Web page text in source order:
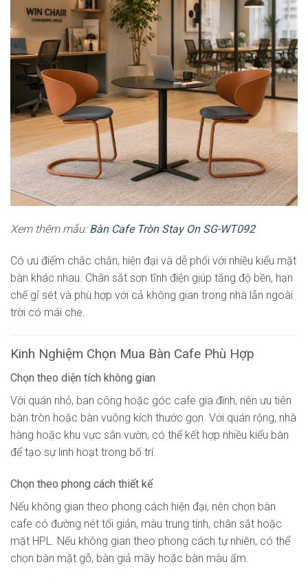
Xem thêm mẫu: Bàn Cafe Tròn Stay On SG-WT092
Có ưu điểm chắc chắn, hiện đại và dễ phối với nhiều kiểu mặt
bàn khác nhau. Chân sắt sơn tĩnh điện giúp tăng độ bền, hạn
chế gỉ sét và phù hợp với cả không gian trong nhà lẫn ngoài
trời có mái che.
Kinh Nghiệm Chọn Mua Bàn Cafe Phù Hợp
Chọn theo diện tích không gian
Với quán nhỏ, ban công hoặc góc cafe gia đình, nên ưu tiên
bàn tròn hoặc bàn vuông kích thước gọn. Với quán rộng, nhà
hàng hoặc khu vực sân vườn, có thể kết hợp nhiều kiểu bàn
để tạo sự linh hoạt trong bố trí.
Chọn theo phong cách thiết kế
Nếu không gian theo phong cách hiện đại, nên chọn bàn
cafe có đường nét tối giản, màu trung tính, chân sắt hoặc
mặt HPL. Nếu không gian theo phong cách tự nhiên, có thể
chọn bàn mặt gỗ, bàn giả mây hoặc bàn màu ấm.